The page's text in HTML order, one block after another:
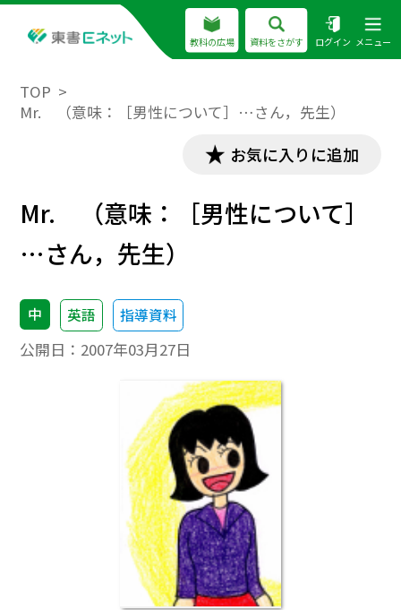
教科の広場 資料をさがす ログイン メニュー
TOP
Mr. （意味：［男性について］…さん，先生）
お気に入りに追加
Mr. （意味：［男性について］
…さん，先生）
中 英語 指導資料
公開日： 2007年03月27日